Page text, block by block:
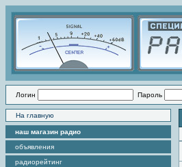
Логин Пароль
На главную
наш магазин радио
объявления
радиорейтинг